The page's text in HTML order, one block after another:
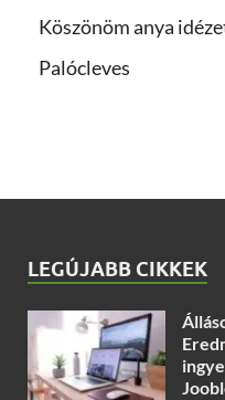
Köszönöm anya
Palócleves
LEGÚJABB CIKKEK